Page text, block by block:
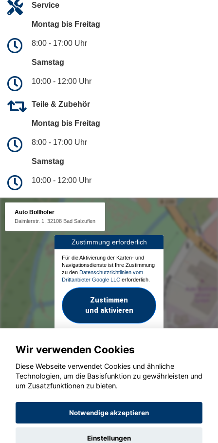
Service
Montag bis Freitag
8:00 - 17:00 Uhr
Samstag
10:00 - 12:00 Uhr
Teile & Zubehör
Montag bis Freitag
8:00 - 17:00 Uhr
Samstag
10:00 - 12:00 Uhr
Auto Bollhöfer
Daimlerstr. 1, 32108 Bad Salzuflen
Zustimmung erforderlich
Für die Aktivierung der Karten- und
Navigationsdienste ist Ihre Zustimmung
zu den Datenschutzrichtlinien vom
Drittanbieter Google LLC erforderlich.
Zustimmen
und aktivieren
© konjunkturmotor.de GmbH 2020 - 2026
Wir verwenden Cookies
Diese Webseite verwendet Cookies und ähnliche
Technologien, um die Basisfunktion zu gewährleisten und
um Zusatzfunktionen zu bieten.
Notwendige akzeptieren
Einstellungen